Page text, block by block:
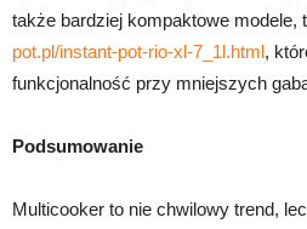
także bardziej kompaktowe modele,
pot.pl/instant-pot-rio-xl-7_1l.html,
funkcjonalność przy mniejszych
Podsumowanie
Multicooker to nie chwilowy trend,